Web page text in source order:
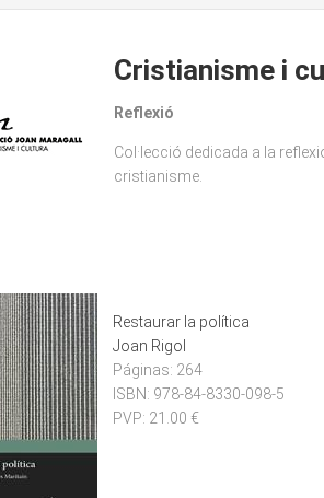
Cristianisme i
Reflexió
Col·lecció dedicada a la
cristianisme.
Restaurar la política
Joan Rigol
Páginas: 264
ISBN: 978-84-8330-098-5
PVP: 21.00 €